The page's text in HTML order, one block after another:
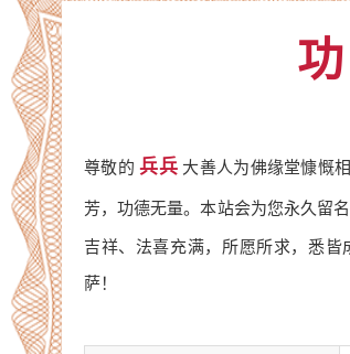
尊敬的兵兵大善人为佛缘堂慷慨
芳，功德无量。本站会为您永久留
吉祥、法喜充满，所愿所求，悉
萨！